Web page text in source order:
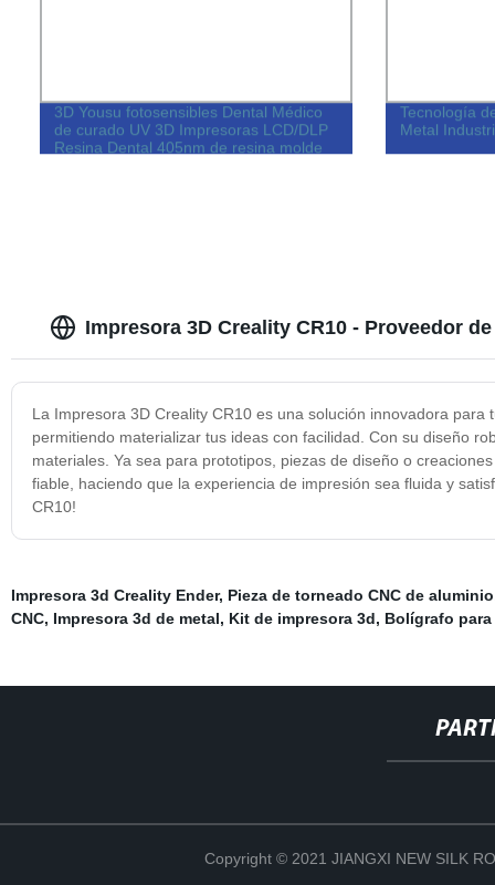
3D Yousu fotosensibles Dental Médico
de curado UV 3D Impresoras LCD/DLP
Resina Dental 405nm de resina molde
Tecnología
Metal
Impresora 3D Creality CR10 - Proveedor
La Impresora 3D Creality CR10 es una solución innovadora
permitiendo materializar tus ideas con facilidad. Con su diseño
materiales. Ya sea para prototipos, piezas de diseño o
fiable, haciendo que la experiencia de impresión sea fluida y
CR10!
Impresora 3d Creality Ender, Pieza de torneado CNC de aluminio
CNC, Impresora 3d de metal, Kit de impresora 3d, Bolígrafo
Copyright © 2021 JIANGXI NEW SILK